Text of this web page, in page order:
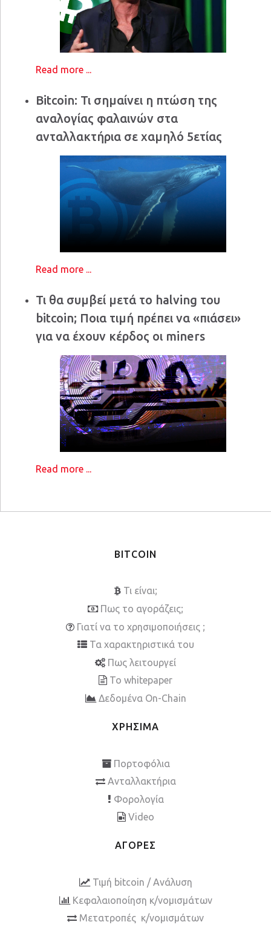
Read more ...
Bitcoin: Τι σημαίνει η πτώση της
αναλογίας φαλαινών στα
ανταλλακτήρια σε χαμηλό 5ετίας
Read more ...
Τι θα συμβεί μετά το halving του
bitcoin; Ποια τιμή πρέπει να «πιάσει»
για να έχουν κέρδος οι miners
Read more ...
BITCOIN
Τι είναι;
Πως το αγοράζεις;
Γιατί να το χρησιμοποιήσεις ;
Τα χαρακτηριστικά του
Πως λειτουργεί
To whitepaper
Δεδομένα On-Chain
ΧΡΗΣΙΜΑ
Πορτοφόλια
Ανταλλακτήρια
Φορολογία
Video
ΑΓΟΡΕΣ
Τιμή bitcoin / Ανάλυση
Κεφαλαιοποίηση κ/νομισμάτων
Μετατροπές κ/νομισμάτων